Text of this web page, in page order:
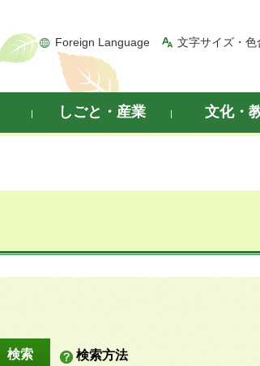
Foreign Language 文字サイズ・色
しごと・産業 文化・
検索方法